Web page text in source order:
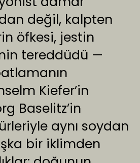
değil, kalpten
öfkesi, jestin
tereddüdü —
Kiefer’in
Baselitz’in
aynı soydan
bir iklimden